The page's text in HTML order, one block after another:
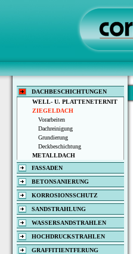
DACHBESCHICHTUNGEN
WELL- U. PLATTENETERNIT
ZIEGELDACH
Vorarbeiten
Dachreinigung
Grundierung
Deckbeschichtung
METALLDACH
FASSADEN
BETONSANIERUNG
KORROSIONSSCHUTZ
SANDSTRAHLUNG
WASSERSANDSTRAHLEN
HOCHDRUCKSTRAHLEN
GRAFFITIENTFERUNG